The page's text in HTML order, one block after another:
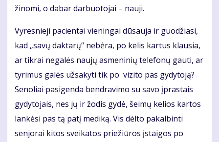
žinomi, o dabar darbuotojai – nauji.
Vyresnieji pacientai vieningai dūsauja ir guodžiasi,
kad „savų daktarų“ nebėra, po kelis kartus klausia,
ar tikrai negalės naujų asmeninių telefonų gauti, ar
tyrimus galės užsakyti tik po vizito pas gydytoją?
Senoliai pasigenda bendravimo su savo įprastais
gydytojais, nes jų ir žodis gydė, šeimų kelios kartos
lankėsi pas tą patį mediką. Vis dėlto pakalbinti
senjorai kitos sveikatos priežiūros įstaigos po